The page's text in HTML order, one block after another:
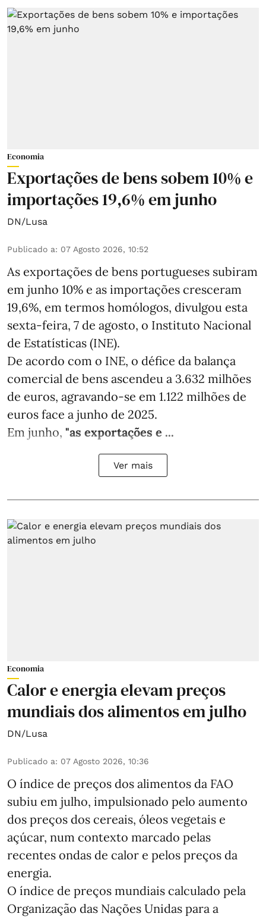
Economia
Exportações de bens sobem 10% e
importações 19,6% em junho
DN/Lusa
Publicado a: 07 Agosto 2026, 10:52
As exportações de bens portugueses subiram
em junho 10% e as importações cresceram
19,6%, em termos homólogos, divulgou esta
sexta-feira, 7 de agosto, o Instituto Nacional
de Estatísticas (INE).
De acordo com o INE, o défice da balança
comercial de bens ascendeu a 3.632 milhões
de euros, agravando-se em 1.122 milhões de
euros face a junho de 2025.
Em junho, "as exportações e ...
Ver mais
Economia
Calor e energia elevam preços
mundiais dos alimentos em julho
DN/Lusa
Publicado a: 07 Agosto 2026, 10:36
O índice de preços dos alimentos da FAO
subiu em julho, impulsionado pelo aumento
dos preços dos cereais, óleos vegetais e
açúcar, num contexto marcado pelas
recentes ondas de calor e pelos preços da
energia.
O índice de preços mundiais calculado pela
Organização das Nações Unidas para a